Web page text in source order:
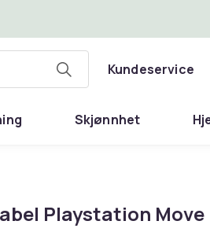
Kundeservice
Skjønnhet
Playstation Move